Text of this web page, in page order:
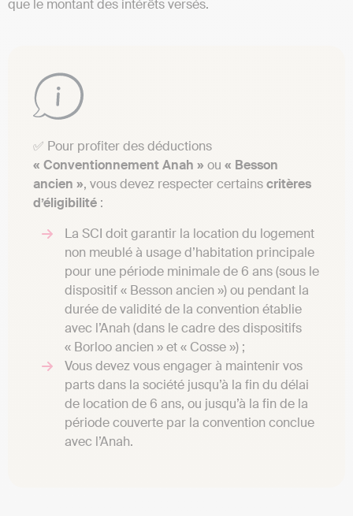
que le montant des intérêts versés.
✅ Pour profiter des déductions
« Conventionnement Anah » ou « Besson
ancien », vous devez respecter certainscritères
d’éligibilité :
La SCI doit garantir la location du logement
non meublé à usage d’habitation principale
pour une période minimale de 6 ans (sous le
dispositif « Besson ancien ») ou pendant la
durée de validité de la convention établie
avec l’Anah (dans le cadre des dispositifs
« Borloo ancien » et « Cosse ») ;
Vous devez vous engager à maintenir vos
parts dans la société jusqu’à la fin du délai
de location de 6 ans, ou jusqu’à la fin de la
période couverte par la convention conclue
avec l’Anah.